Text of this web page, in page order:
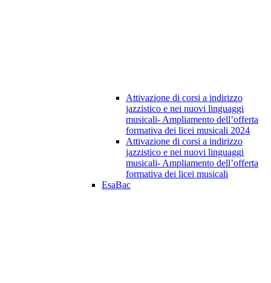
Attivazione di corsi a indirizzo
jazzistico e nei nuovi linguaggi
musicali- Ampliamento dell’offerta
formativa dei licei musicali 2024
Attivazione di corsi a indirizzo
jazzistico e nei nuovi linguaggi
musicali- Ampliamento dell’offerta
formativa dei licei musicali
EsaBac